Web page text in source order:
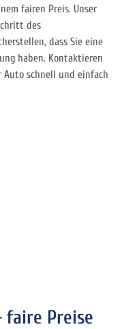
fairen Preis. Unser
des
dass Sie eine
haben. Kontaktieren
schnell und einfach
faire Preise